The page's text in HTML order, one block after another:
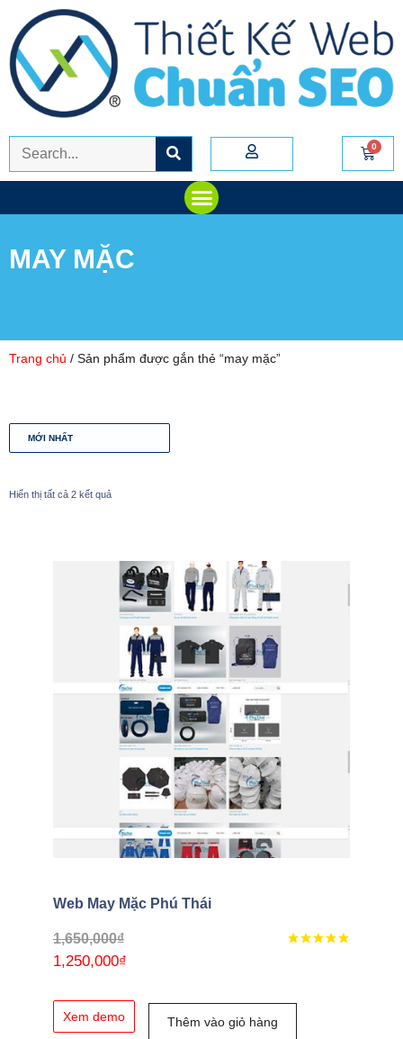
MAY MẶC
Trang chủ / Sản phẩm được gắn thẻ “may mặc”
Hiển thị tất cả 2 kết quả
Web May Mặc Phú Thái
1,650,000₫
1,250,000₫
Xem demo Thêm vào giỏ hàng